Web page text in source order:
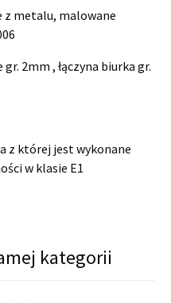
z metalu, malowane
2mm , łączyna biurka gr.
z której jest wykonane
w klasie E1
kategorii